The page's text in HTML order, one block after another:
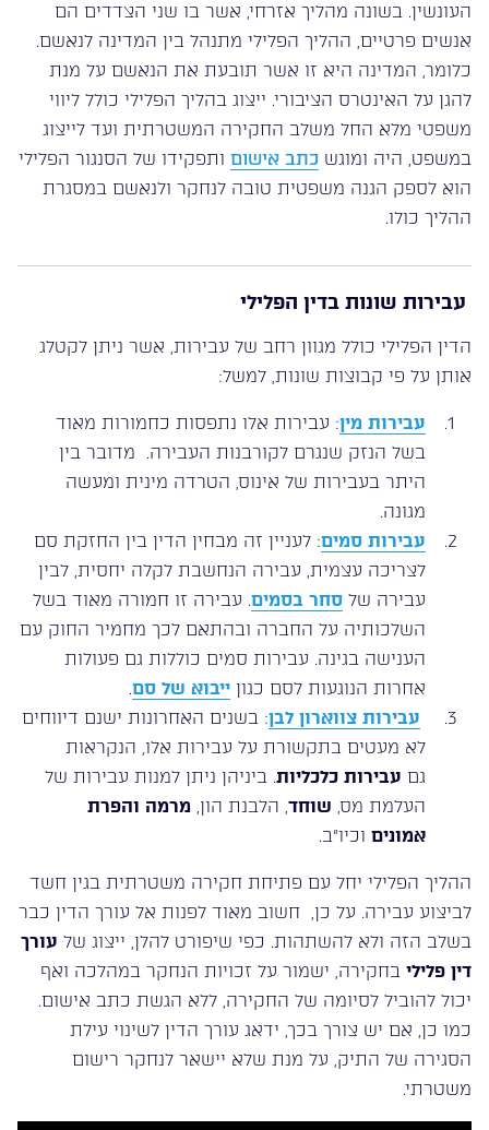
העונשין. בשונה מהליך אזרחי, אשר בו שני הצדדים הם
אנשים פרטיים, ההליך הפלילי מתנהל בין המדינה לנאשם.
כלומר, המדינה היא זו אשר תובעת את הנאשם על מנת
להגן על האינטרס הציבורי. ייצוג בהליך הפלילי כולל ליווי
משפטי מלא החל משלב החקירה המשטרתית ועד לייצוג
במשפט, היה ומוגש כתב אישום ותפקידו של הסנגור הפלילי
הוא לספק הגנה משפטית טובה לנחקר ולנאשם במסגרת
ההליך כולו.
עבירות שונות בדין הפלילי
הדין הפלילי כולל מגוון רחב של עבירות, אשר ניתן לקטלג
אותן על פי קבוצות שונות, למשל:
עבירות מין: עבירות אלו נתפסות כחמורות מאוד
בשל הנזק שנגרם לקורבנות העבירה. מדובר בין
היתר בעבירות של אינוס, הטרדה מינית ומעשה
מגונה.
עבירות סמים: לעניין זה מבחין הדין בין החזקת סם
לצריכה עצמית, עבירה הנחשבת לקלה יחסית, לבין
עבירה של סחר בסמים. עבירה זו חמורה מאוד בשל
השלכותיה על החברה ובהתאם לכך מחמיר החוק עם
הענישה בגינה. עבירות סמים כוללות גם פעולות
אחרות הנוגעות לסם כגון ייבוא של סם.
עבירות צווארון לבן: בשנים האחרונות ישנם דיווחים
לא מעטים בתקשורת על עבירות אלו, הנקראות
גם עבירות כלכליות. ביניהן ניתן למנות עבירות של
העלמת מס, שוחד, הלבנת הון, מרמה והפרת
אמונים וכיו”ב.
ההליך הפלילי יחל עם פתיחת חקירה משטרתית בגין חשד
לביצוע עבירה. על כן, חשוב מאוד לפנות אל עורך הדין כבר
בשלב הזה ולא להשתהות. כפי שיפורט להלן, ייצוג של עורך
דין פלילי בחקירה, ישמור על זכויות הנחקר במהלכה ואף
יכול להוביל לסיומה של החקירה, ללא הגשת כתב אישום.
כמו כן, אם יש צורך בכך, ידאג עורך הדין לשינוי עילת
הסגירה של התיק, על מנת שלא יישאר לנחקר רישום
משטרתי.